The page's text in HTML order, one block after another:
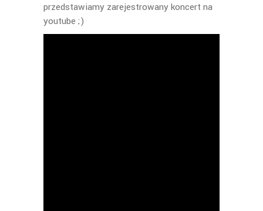
przedstawiamy zarejestrowany koncert na
youtube ;)